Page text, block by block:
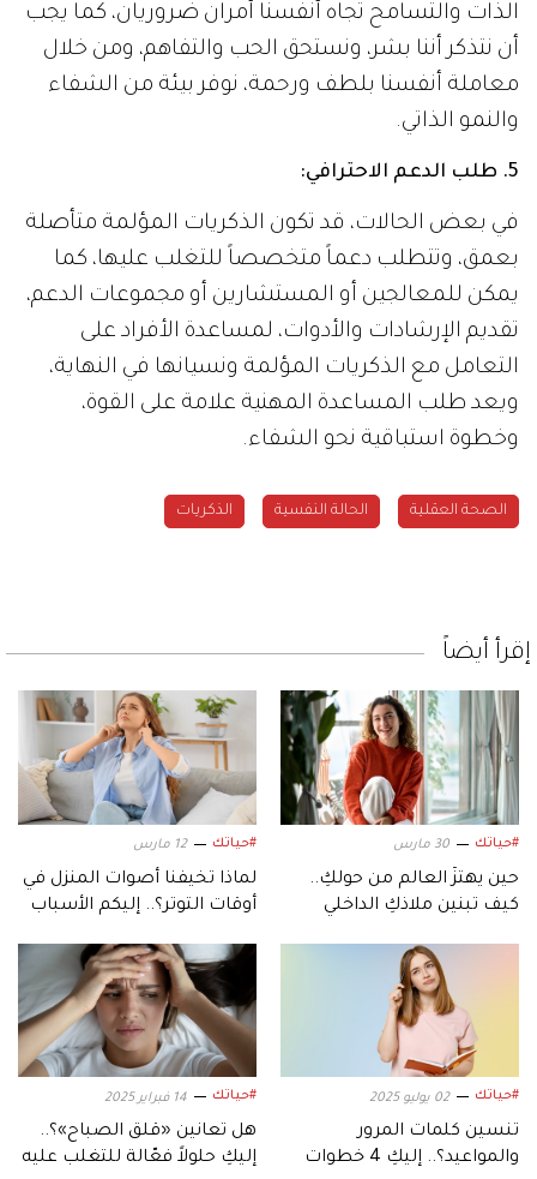
الذات والتسامح تجاه أنفسنا أمران ضروريان، كما يجب
أن نتذكر أننا بشر، ونستحق الحب والتفاهم، ومن خلال
معاملة أنفسنا بلطف ورحمة، نوفر بيئة من الشفاء
والنمو الذاتي.
5. طلب الدعم الاحترافي:
في بعض الحالات، قد تكون الذكريات المؤلمة متأصلة
بعمق، وتتطلب دعماً متخصصاً للتغلب عليها، كما
يمكن للمعالجين أو المستشارين أو مجموعات الدعم،
تقديم الإرشادات والأدوات، لمساعدة الأفراد على
التعامل مع الذكريات المؤلمة ونسيانها في النهاية،
ويعد طلب المساعدة المهنية علامة على القوة،
وخطوة استباقية نحو الشفاء.
الصحة العقلية الحالة النفسية الذكريات
إقرأ أيضاً
#حياتك 30 مارس
حين يهتزّ العالم من حولكِ..
كيف تبنين ملاذكِ الداخلي
#حياتك 12 مارس
لماذا تخيفنا أصوات المنزل في
أوقات التوتر؟.. إليكم الأسباب
#حياتك 02 يوليو 2025
تنسين كلمات المرور
والمواعيد؟.. إليكِ 4 خطوات
#حياتك 14 فبراير 2025
هل تعانين «قلق الصباح»؟..
إليكِ حلولاً فعّالة للتغلب عليه